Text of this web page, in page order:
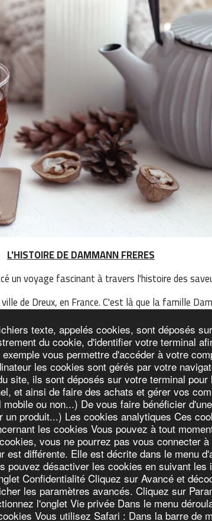
texte, appelés cookies, sont déposés
du cookie, d'identifier votre terminal
vous permettre d'accéder à votre
les cookies sont gérés par votre
site, ils sont déposés sur votre terminal
et ainsi de faire des achats et gérer vos
ou non...) De vous faire bénéficier
produit...) Les cookies analytiques Ces
les cookies Vous pouvez à tout
vous ne pourrez pas vous connecter
différente. Elle est décrite dans le menu
pouvez désactiver les cookies en suivant
Confidentialité Cliquez sur Avancé et
les paramètres avancés. Cliquez sur
l'onglet Vie privée Dans le menu
Vous utilisez Safari : Dans la barre de
L'HISTOIRE DE DAMMANN FRERES
un voyage fascinant à travers l'histoire des
de Dreux, en France. C'est là que la famille
animés par une passion commune pour
plantations de thé à travers le monde, des
plus fines, capturant l'essence des terroirs
un lieu emblématique où la haute société se